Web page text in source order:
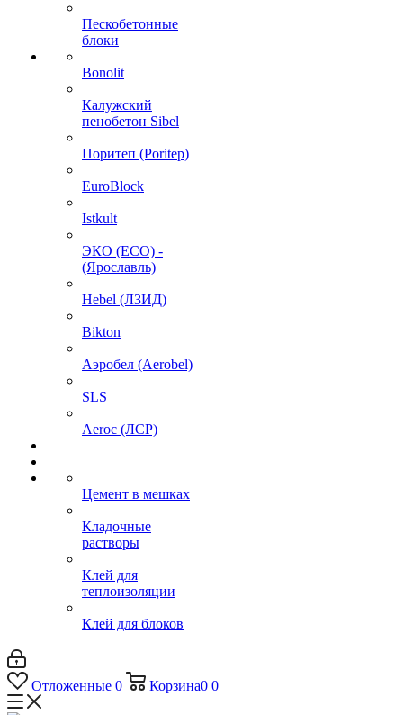
Пескобетонные
блоки
Bonolit
Калужский
пенобетон Sibel
Поритеп (Poritep)
EuroBlock
Istkult
ЭКО (ECO) -
(Ярославль)
Hebel (ЛЗИД)
Bikton
Аэробел (Aerobel)
SLS
Aeroc (ЛСР)
Цемент в мешках
Кладочные
растворы
Клей для
теплоизоляции
Клей для блоков
Отложенные 0 Корзина0 0